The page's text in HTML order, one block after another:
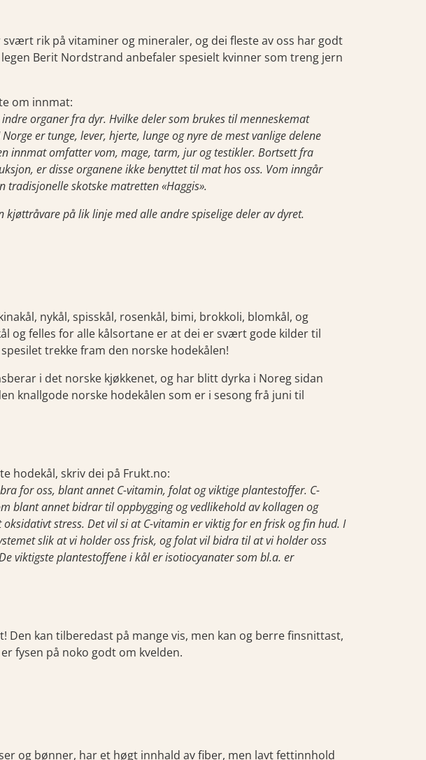
rik på vitaminer og mineraler, og dei fleste av oss har godt
Berit Nordstrand anbefaler spesielt kvinner som treng jern
om innmat:
organer fra dyr. Hvilke deler som brukes til menneskemat
er tunge, lever, hjerte, lunge og nyre de mest vanlige delene
innmat omfatter vom, mage, tarm, jur og testikler. Bortsett fra
er disse organene ikke benyttet til mat hos oss. Vom inngår
skotske matretten «Haggis».
på lik linje med alle andre spiselige deler av dyret.
nykål, spisskål, rosenkål, bimi, brokkoli, blomkål, og
og felles for alle kålsortane er at dei er svært gode kilder til
trekke fram den norske hodekålen!
i det norske kjøkkenet, og har blitt dyrka i Noreg sidan
knallgode norske hodekålen som er i sesong frå juni til
hodekål, skriv dei på Frukt.no:
for oss, blant annet C-vitamin, folat og viktige plantestoffer. C-
blant annet bidrar til oppbygging og vedlikehold av kollagen og
stress. Det vil si at C-vitamin er viktig for en frisk og fin hud. I
slik at vi holder oss frisk, og folat vil bidra til at vi holder oss
viktigste plantestoffene i kål er isotiocyanater som bl.a. er
Den kan tilberedast på mange vis, men kan og berre finsnittast,
fysen på noko godt om kvelden.
og bønner, har et høgt innhald av fiber, men lavt fettinnhold